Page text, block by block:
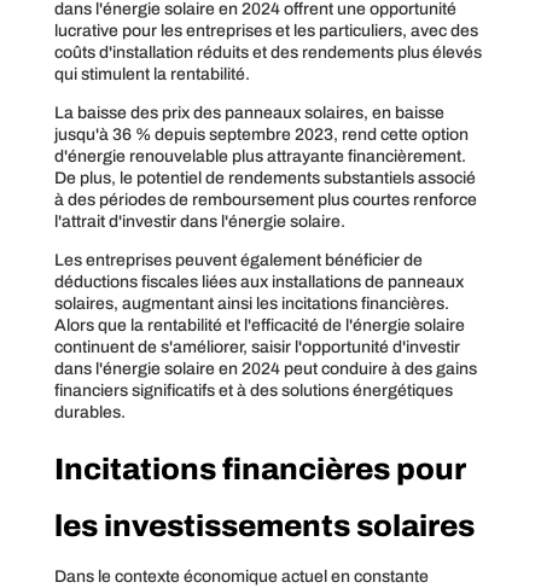
dans l'énergie solaire en 2024 offrent une opportunité
lucrative pour les entreprises et les particuliers, avec des
coûts d'installation réduits et des rendements plus élevés
qui stimulent la rentabilité.
La baisse des prix des panneaux solaires, en baisse
jusqu'à 36 % depuis septembre 2023, rend cette option
d'énergie renouvelable plus attrayante financièrement.
De plus, le potentiel de rendements substantiels associé
à des périodes de remboursement plus courtes renforce
l'attrait d'investir dans l'énergie solaire.
Les entreprises peuvent également bénéficier de
déductions fiscales liées aux installations de panneaux
solaires, augmentant ainsi les incitations financières.
Alors que la rentabilité et l'efficacité de l'énergie solaire
continuent de s'améliorer, saisir l'opportunité d'investir
dans l'énergie solaire en 2024 peut conduire à des gains
financiers significatifs et à des solutions énergétiques
durables.
Incitations financières pour
les investissements solaires
Dans le contexte économique actuel en constante